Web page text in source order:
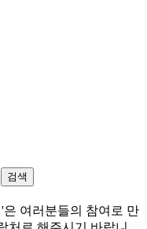
검색
여러분들의 참여로 만